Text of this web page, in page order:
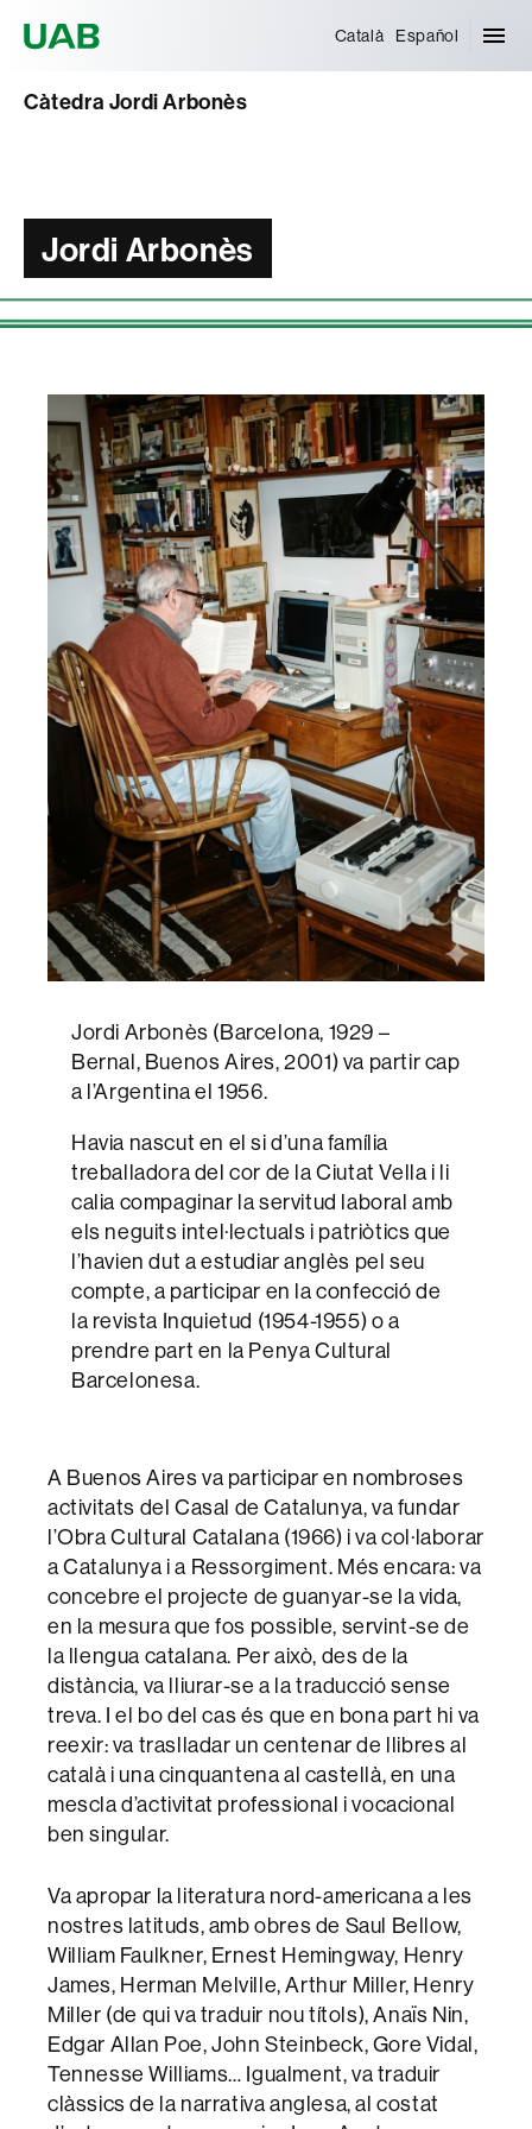
Català Español
Càtedra Jordi Arbonès
Jordi Arbonès
Jordi Arbonès (Barcelona, 1929 –
Bernal, Buenos Aires, 2001) va partir cap
a l’Argentina el 1956.
Havia nascut en el si d’una família
treballadora del cor de la Ciutat Vella i li
calia compaginar la servitud laboral amb
els neguits intel·lectuals i patriòtics que
l’havien dut a estudiar anglès pel seu
compte, a participar en la confecció de
la revista Inquietud (1954-1955) o a
prendre part en la Penya Cultural
Barcelonesa.
A Buenos Aires va participar en nombroses
activitats del Casal de Catalunya, va fundar
l’Obra Cultural Catalana (1966) i va col·laborar
a Catalunya i a Ressorgiment. Més encara: va
concebre el projecte de guanyar-se la vida,
en la mesura que fos possible, servint-se de
la llengua catalana. Per això, des de la
distància, va lliurar-se a la traducció sense
treva. I el bo del cas és que en bona part hi va
reexir: va traslladar un centenar de llibres al
català i una cinquantena al castellà, en una
mescla d’activitat professional i vocacional
ben singular.
Va apropar la literatura nord-americana a les
nostres latituds, amb obres de Saul Bellow,
William Faulkner, Ernest Hemingway, Henry
James, Herman Melville, Arthur Miller, Henry
Miller (de qui va traduir nou títols), Anaïs Nin,
Edgar Allan Poe, John Steinbeck, Gore Vidal,
Tennesse Williams… Igualment, va traduir
clàssics de la narrativa anglesa, al costat